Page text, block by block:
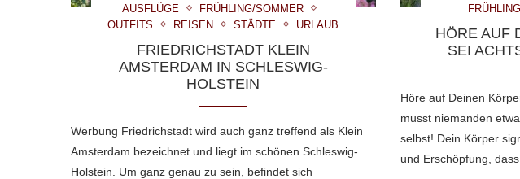
AUSFLÜGE
FRÜHLING/SOMMER
OUTFITS
REISEN STÄDTE URLAUB
FRIEDRICHSTADT KLEIN
AMSTERDAM IN SCHLESWIG-
HOLSTEIN
Werbung Friedrichstadt wird auch ganz treffend als Klein
Amsterdam bezeichnet und liegt im schönen Schleswig-
Holstein. Um ganz genau zu sein, befindet sich
HÖRE AUF
SEI
Höre auf Deinen
musst niemanden
selbst! Dein Körper
und Erschöpfung,